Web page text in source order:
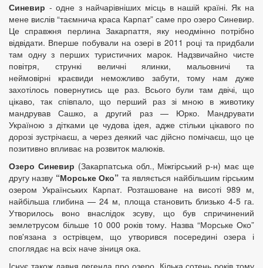
Синевир - одне з найчарівніших місць в нашій країні. Як на
мене вислів “таємнича краса Карпат” саме про озеро Синевир.
Це справжня перлина Закарпаття, яку неодмінно потрібно
відвідати. Вперше побували на озері в 2011 році та придбали
там одну з перших туристичних марок. Надзвичайно чисте
повітря, стрункі величні ялинки, мальовничі та
неймовірні краєвиди неможливо забути, тому нам дуже
захотілось повернутись ще раз. Всього були там двічі, що
цікаво, так співпало, що перший раз зі мною в животику
мандрував Сашко, а другий раз — Юрко. Мандрувати
Україною з дітками це чудова ідея, адже стільки цікавого по
дорозі зустрічаєш, а через деякий час дійсно помічаєш, що це
позитивно впливає на розвиток малюків.
Озеро Синевир (Закарпатська обл., Міжгірський р-н) має ще
другу назву “Морське Око” та являється найбільшим гірським
озером Українських Карпат. Розташоване на висоті 989 м,
найбільша глибина — 24 м, площа становить близько 4-5 га.
Утворилось воно внаслідок зсуву, що був спричинений
землетрусом більше 10 000 років тому. Назва “Морське Око”
пов'язана з острівцем, що утворився посередині озера і
споглядає на всіх наче зіниця ока.
Існує також давня легенда про озеро. Кілька сотень років тому